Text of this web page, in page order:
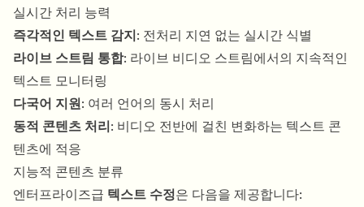
실시간 처리 능력
즉각적인 텍스트 감지: 전처리 지연 없는 실시간 식별
라이브 스트림 통합: 라이브 비디오 스트림에서의 지속적인
텍스트 모니터링
다국어 지원: 여러 언어의 동시 처리
동적 콘텐츠 처리: 비디오 전반에 걸친 변화하는 텍스트 콘
텐츠에 적응
지능적 콘텐츠 분류
엔터프라이즈급 텍스트 수정은 다음을 제공합니다: